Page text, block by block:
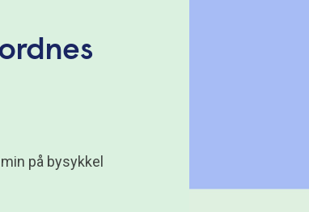
på bysykkel